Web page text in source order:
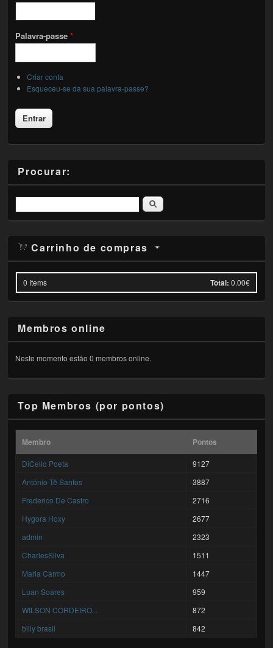
Palavra-passe*
Criar conta
Esqueceu-se da sua palavra-passe?
Procurar:
Pesquisar
Carrinho de compras
0 Items Total: 0.00€
Membros online
Neste momento estão 0 membros online.
Top Membros (por pontos)
Membro Pontos
DiCello Poeta
9127
António Tê Santos
3887
Frederico De Castro
2716
Hygora Hoxy
2677
admin
2323
CharlesSilva
1511
Maria Carmo
1447
Luan Soares
959
WILSON CORDEIRO...
872
billy brasil
842